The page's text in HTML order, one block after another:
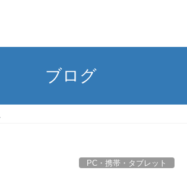
ブログ
PC・携帯・タブレット